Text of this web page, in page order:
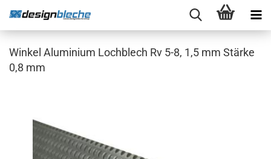
Winkel Aluminium Lochblech Rv 5-8, 1,5 mm Stärke
0,8 mm